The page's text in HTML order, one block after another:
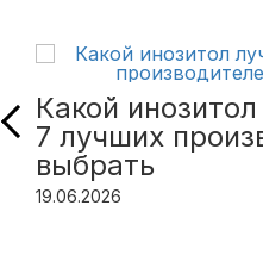
Какой
7 лучших
выбрать
19.06.2026